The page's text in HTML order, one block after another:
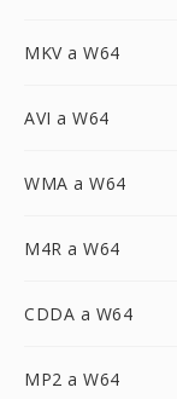
MKV a W64
AVI a W64
WMA a W64
M4R a W64
CDDA a W64
MP2 a W64